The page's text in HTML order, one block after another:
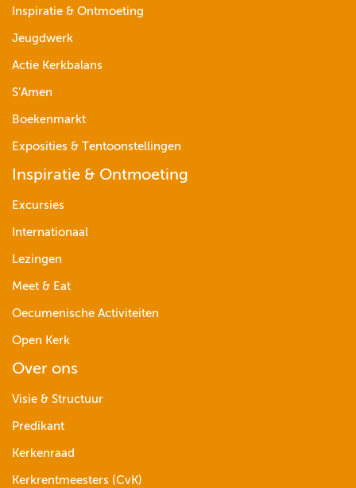
Inspiratie & Ontmoeting
Jeugdwerk
Actie Kerkbalans
S’Amen
Boekenmarkt
Exposities & Tentoonstellingen
Inspiratie & Ontmoeting
Excursies
Internationaal
Lezingen
Meet & Eat
Oecumenische Activiteiten
Open Kerk
Over ons
Visie & Structuur
Predikant
Kerkenraad
Kerkrentmeesters (CvK)